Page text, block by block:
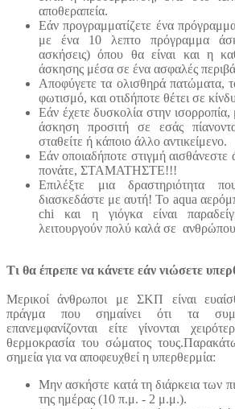
αποθεραπεία.
Εάν προγραμματίζετε ένα
με ένα 10 λεπτο πρόγραμμα
ασκήσεις) όπου θα είναι και η
άσκησης μέσα σε ένα ασφαλές
Αποφύγετε τα ολισθηρά πατώματα,
φωτισμό, και οτιδήποτε θέτει σε
Εάν έχετε δυσκολία στην ισορροπία,
άσκηση προσιτή σε εσάς
σταθείτε ή κάποιο άλλο αντικείμενο.
Εάν οποιαδήποτε στιγμή αισθάνεστε
πονάτε, ΣΤΑΜΑΤΗΣΤΕ!!!
Επιλέξτε μια δραστηριότητα
διασκεδάστε με αυτή! Το aqua
chi και η γιόγκα είναι
λειτουργούν πολύ καλά σε
Τι θα έπρεπε να κάνετε εάν νιώσετε
Μερικοί άνθρωποι με ΣΚΠ είναι
πράγμα που σημαίνει ότι τα
επανεμφανίζονται είτε γίνονται
θερμοκρασία του σώματος
σημεία για να αποφευχθεί η υπερθερμία:
Μην ασκήστε κατά τη διάρκεια των
της ημέρας (10 π.μ. - 2 μ.μ.).